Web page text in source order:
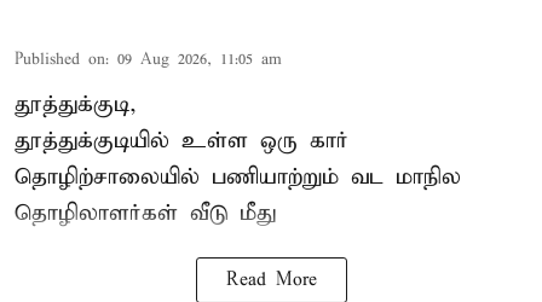
Published on: 09 Aug 2026, 11:05 am
தூத்துக்குடி,
தூத்துக்குடியில் உள்ள ஒரு கார்
தொழிற்சாலையில் பணியாற்றும் வட மாநில
தொழிலாளர்கள் வீடு மீது
Read More